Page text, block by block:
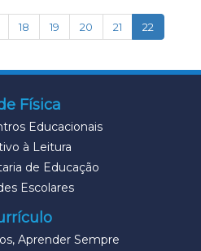
18 19 20 21 22
Física
Educacionais
à Leitura
de Educação
Escolares
Aprender Sempre